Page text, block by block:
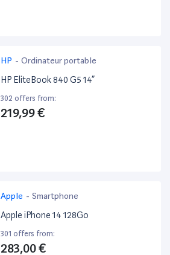
HP - Ordinateur portable
HP EliteBook 840 G5 14”
302 offers from:
219,99 €
Apple - Smartphone
Apple iPhone 14 128Go
301 offers from:
283,00 €